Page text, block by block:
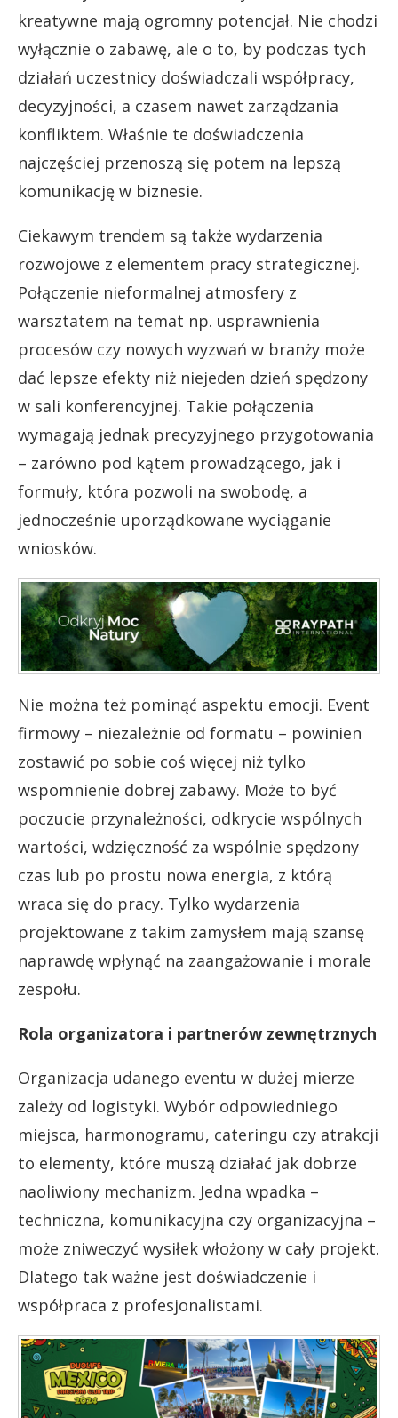
kreatywne mają ogromny potencjał. Nie chodzi
wyłącznie o zabawę, ale o to, by podczas tych
działań uczestnicy doświadczali współpracy,
decyzyjności, a czasem nawet zarządzania
konfliktem. Właśnie te doświadczenia
najczęściej przenoszą się potem na lepszą
komunikację w biznesie.
Ciekawym trendem są także wydarzenia
rozwojowe z elementem pracy strategicznej.
Połączenie nieformalnej atmosfery z
warsztatem na temat np. usprawnienia
procesów czy nowych wyzwań w branży może
dać lepsze efekty niż niejeden dzień spędzony
w sali konferencyjnej. Takie połączenia
wymagają jednak precyzyjnego przygotowania
– zarówno pod kątem prowadzącego, jak i
formuły, która pozwoli na swobodę, a
jednocześnie uporządkowane wyciąganie
wniosków.
Nie można też pominąć aspektu emocji. Event
firmowy – niezależnie od formatu – powinien
zostawić po sobie coś więcej niż tylko
wspomnienie dobrej zabawy. Może to być
poczucie przynależności, odkrycie wspólnych
wartości, wdzięczność za wspólnie spędzony
czas lub po prostu nowa energia, z którą
wraca się do pracy. Tylko wydarzenia
projektowane z takim zamysłem mają szansę
naprawdę wpłynąć na zaangażowanie i morale
zespołu.
Rola organizatora i partnerów zewnętrznych
Organizacja udanego eventu w dużej mierze
zależy od logistyki. Wybór odpowiedniego
miejsca, harmonogramu, cateringu czy atrakcji
to elementy, które muszą działać jak dobrze
naoliwiony mechanizm. Jedna wpadka –
techniczna, komunikacyjna czy organizacyjna –
może zniweczyć wysiłek włożony w cały projekt.
Dlatego tak ważne jest doświadczenie i
współpraca z profesjonalistami.